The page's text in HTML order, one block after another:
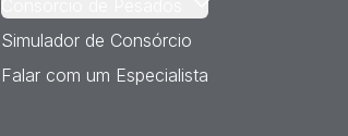
Simulador de Consórcio
Falar com um Especialista